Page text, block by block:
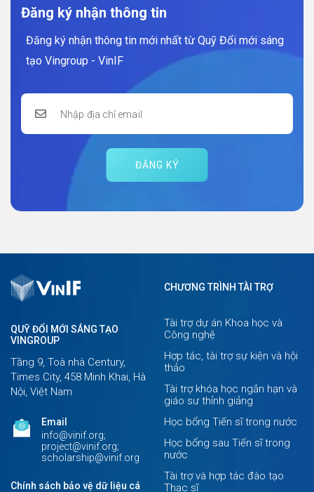
Đăng ký nhận thông tin
Đăng ký nhận thông tin mới nhất từ Quỹ Đổi mới sáng
tạo Vingroup - VinIF
ĐĂNG KÝ
QUỸ ĐỔI MỚI SÁNG TẠO
VINGROUP
Tầng 9, Toà nhà Century,
Times City, 458 Minh Khai, Hà
Nội, Việt Nam
Email
info@vinif.org;
project@vinif.org;
scholarship@vinif.org
Chính sách bảo vệ dữ liệu cá
CHƯƠNG TRÌNH TÀI TRỢ
Tài trợ dự án Khoa học và
Công nghệ
Hợp tác, tài trợ sự kiện và hội
thảo
Tài trợ khóa học ngắn hạn và
giáo sư thỉnh giảng
Học bổng Tiến sĩ trong nước
Học bổng sau Tiến sĩ trong
nước
Tài trợ và hợp tác đào tạo
Thạc sĩ